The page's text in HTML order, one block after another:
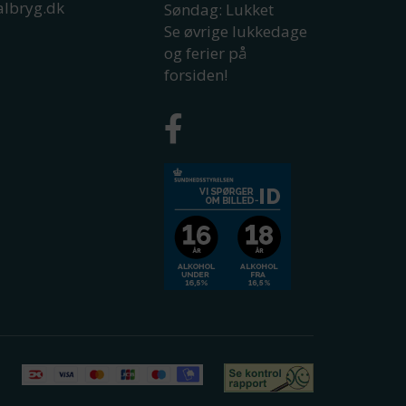
Søndag: Lukket
Se øvrige lukkedage
og ferier på
forsiden!